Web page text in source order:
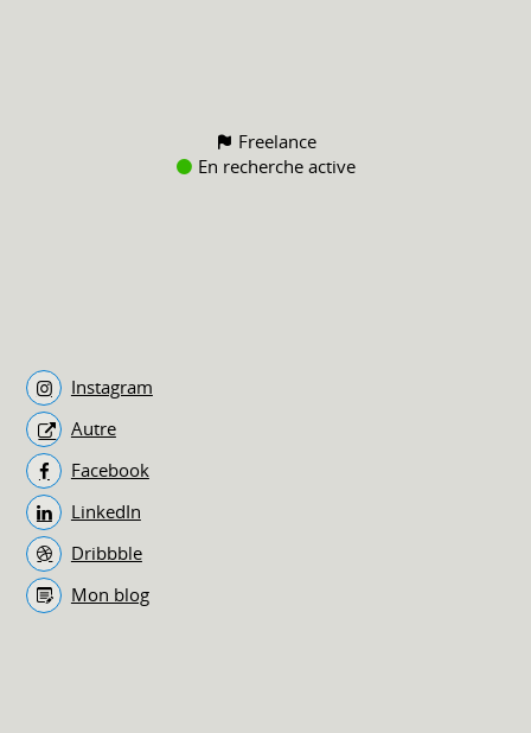
Freelance
En recherche active
Instagram
Autre
Facebook
LinkedIn
Dribbble
Mon blog